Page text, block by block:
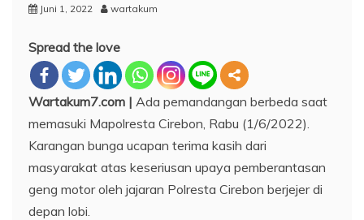
Juni 1, 2022 wartakum
Spread the love
Wartakum7.com | Ada pemandangan berbeda saat
memasuki Mapolresta Cirebon, Rabu (1/6/2022).
Karangan bunga ucapan terima kasih dari
masyarakat atas keseriusan upaya pemberantasan
geng motor oleh jajaran Polresta Cirebon berjejer di
depan lobi.